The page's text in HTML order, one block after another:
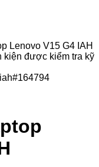
Lenovo V15 G4 IAH
kiện được kiểm tra kỹ